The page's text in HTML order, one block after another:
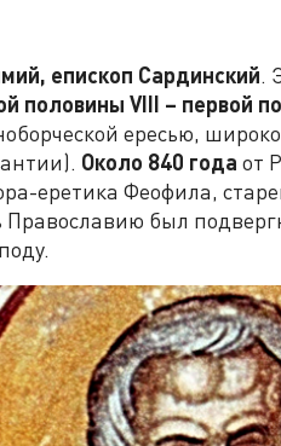
епископ Сардинский.
половины VIII – первой
ересью,
Около 840 года от
еретика Феофила,
Православию был